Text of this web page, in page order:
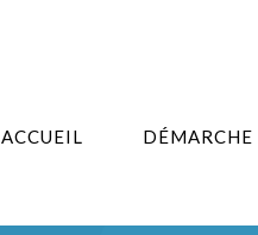
ACCUEIL DÉMARCHE